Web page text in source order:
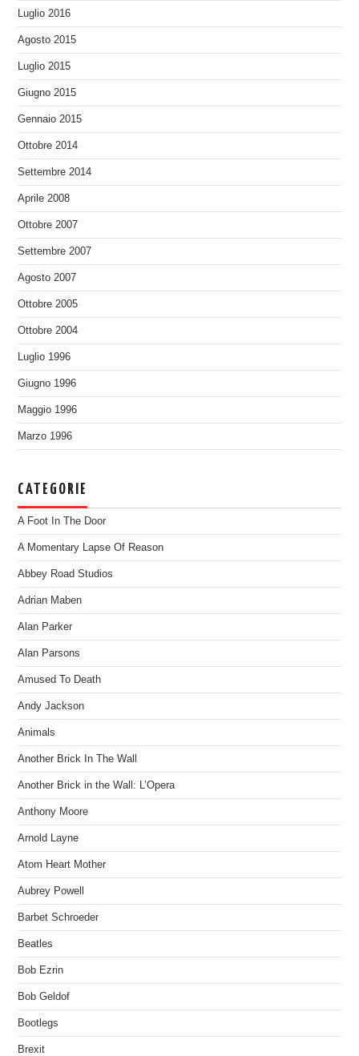
Luglio 2016
Agosto 2015
Luglio 2015
Giugno 2015
Gennaio 2015
Ottobre 2014
Settembre 2014
Aprile 2008
Ottobre 2007
Settembre 2007
Agosto 2007
Ottobre 2005
Ottobre 2004
Luglio 1996
Giugno 1996
Maggio 1996
Marzo 1996
CATEGORIE
A Foot In The Door
A Momentary Lapse Of Reason
Abbey Road Studios
Adrian Maben
Alan Parker
Alan Parsons
Amused To Death
Andy Jackson
Animals
Another Brick In The Wall
Another Brick in the Wall: L’Opera
Anthony Moore
Arnold Layne
Atom Heart Mother
Aubrey Powell
Barbet Schroeder
Beatles
Bob Ezrin
Bob Geldof
Bootlegs
Brexit